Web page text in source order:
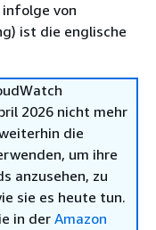
infolge von
ist die englische
2026 nicht mehr
die
um ihre
anzusehen, zu
sie es heute tun.
in der Amazon